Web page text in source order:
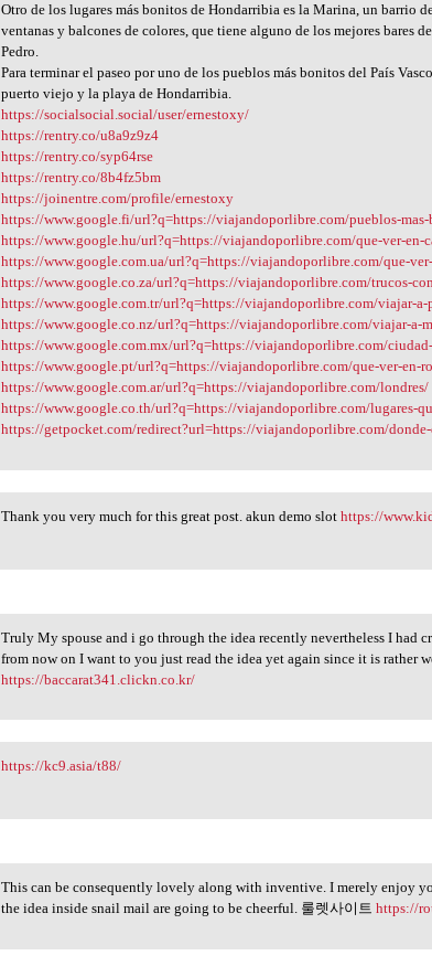
Otro de los lugares más bonitos de Hondarribia es la Marina, un barrio
ventanas y balcones de colores, que tiene alguno de los mejores bares
Pedro.
Para terminar el paseo por uno de los pueblos más bonitos del País
puerto viejo y la playa de Hondarribia.
https://socialsocial.social/user/ernestoxy/
https://rentry.co/u8a9z9z4
https://rentry.co/syp64rse
https://rentry.co/8b4fz5bm
https://joinentre.com/profile/ernestoxy
https://www.google.fi/url?q=https://viajandoporlibre.com/pueblos-mas-
https://www.google.hu/url?q=https://viajandoporlibre.com/que-ver-en-
https://www.google.com.ua/url?q=https://viajandoporlibre.com/que-
https://www.google.co.za/url?q=https://viajandoporlibre.com/trucos-
https://www.google.com.tr/url?q=https://viajandoporlibre.com/viajar-a-
https://www.google.co.nz/url?q=https://viajandoporlibre.com/viajar-a-
https://www.google.com.mx/url?q=https://viajandoporlibre.com/
https://www.google.pt/url?q=https://viajandoporlibre.com/que-ver-en-
https://www.google.com.ar/url?q=https://viajandoporlibre.com/londres/
https://www.google.co.th/url?q=https://viajandoporlibre.com/lugares-
https://getpocket.com/redirect?url=https://viajandoporlibre.com/
Thank you very much for this
Thank you very much for this great post. akun demo slothttps://
Truly My spouse and i go
Truly My spouse and i go through the idea recently nevertheless I had
from now on I want to you just read the idea yet again since it is rather
https://baccarat341.clickn.co.kr/
https://kc9.asia/t88/
https://kc9.asia/t88/
This can be consequently
This can be consequently lovely along with inventive. I merely enjoy
the idea inside snail mail are going to be cheerful. 룰렛사이트https://